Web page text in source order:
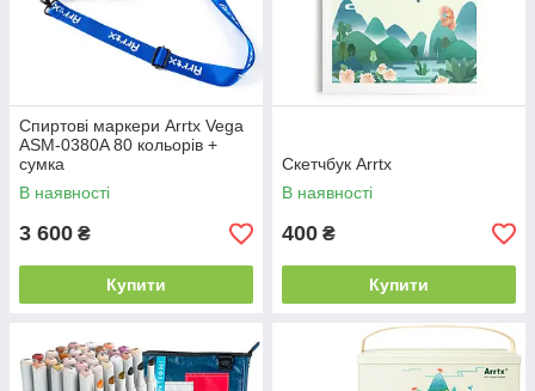
Спиртові маркери Arrtx Vega
ASM-0380A 80 кольорів +
сумка
В наявності
3 600 ₴
Купити
Скетчбук Arrtx
В наявності
400 ₴
Купити